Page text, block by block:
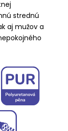
strednú
aj mužov a